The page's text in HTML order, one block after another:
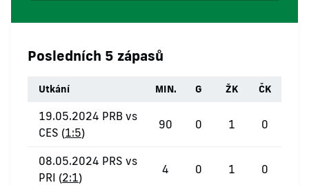
Posledních 5 zápasů
Utkání MIN. G ŽK ČK
19.05.2024 PRB vs
CES (1:5)
90 0 1 0
08.05.2024 PRS vs
PRI (2:1)
4 0 1 0